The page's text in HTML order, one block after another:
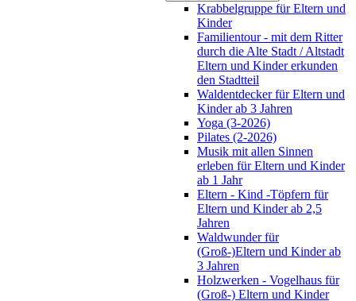
Krabbelgruppe für Eltern und
Kinder
Familientour - mit dem Ritter
durch die Alte Stadt / Altstadt
Eltern und Kinder erkunden
den Stadtteil
Waldentdecker für Eltern und
Kinder ab 3 Jahren
Yoga (3-2026)
Pilates (2-2026)
Musik mit allen Sinnen
erleben für Eltern und Kinder
ab 1 Jahr
Eltern - Kind -Töpfern für
Eltern und Kinder ab 2,5
Jahren
Waldwunder für
(Groß-)Eltern und Kinder ab
3 Jahren
Holzwerken - Vogelhaus für
(Groß-) Eltern und Kinder